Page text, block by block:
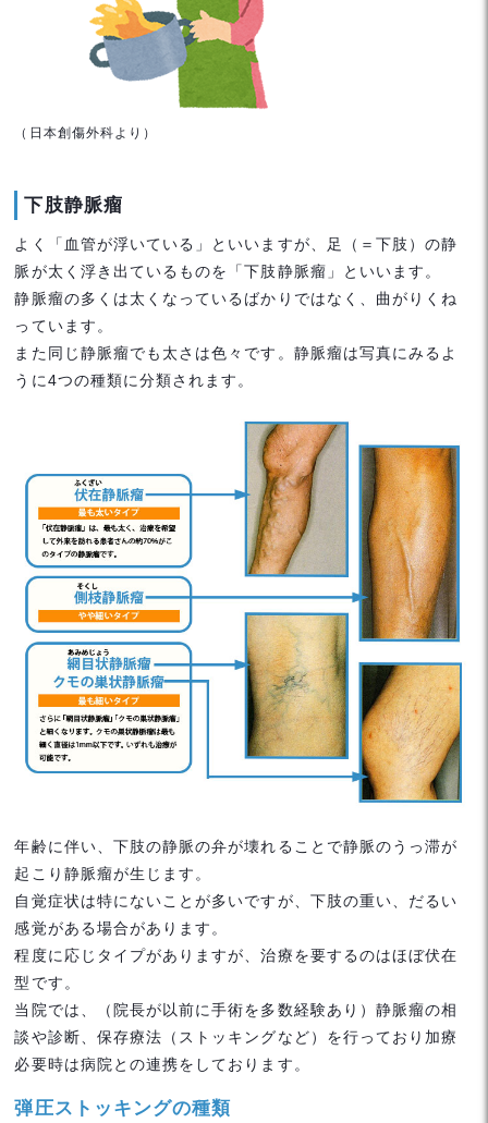
（日本創傷外科より）
下肢静脈瘤
よく「血管が浮いている」といいますが、足（＝下肢）の静
脈が太く浮き出ているものを「下肢静脈瘤」といいます。
静脈瘤の多くは太くなっているばかりではなく、曲がりくね
っています。
また同じ静脈瘤でも太さは色々です。静脈瘤は写真にみるよ
うに4つの種類に分類されます。
年齢に伴い、下肢の静脈の弁が壊れることで静脈のうっ滞が
起こり静脈瘤が生じます。
自覚症状は特にないことが多いですが、下肢の重い、だるい
感覚がある場合があります。
程度に応じタイプがありますが、治療を要するのはほぼ伏在
型です。
当院では、（院長が以前に手術を多数経験あり）静脈瘤の相
談や診断、保存療法（ストッキングなど）を行っており加療
必要時は病院との連携をしております。
弾圧ストッキングの種類